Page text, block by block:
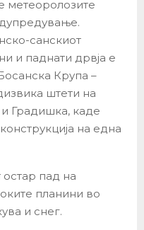
метеоролозите
санскиот
и паднати дрвја е
Крупа –
штети на
и Градишка, каде
на една
остар пад на
планини во
и снег.